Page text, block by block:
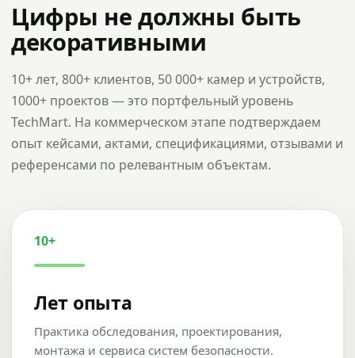
Цифры не должны быть
декоративными
10+ лет, 800+ клиентов, 50 000+ камер и устройств,
1000+ проектов — это портфельный уровень
TechMart. На коммерческом этапе подтверждаем
опыт кейсами, актами, спецификациями, отзывами и
референсами по релевантным объектам.
10+
Лет опыта
Практика обследования, проектирования,
монтажа и сервиса систем безопасности.